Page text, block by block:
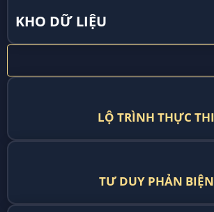
KHO DỮ LIỆU
LỘ TRÌNH THỰC THI
TƯ DUY PHẢN BIỆN